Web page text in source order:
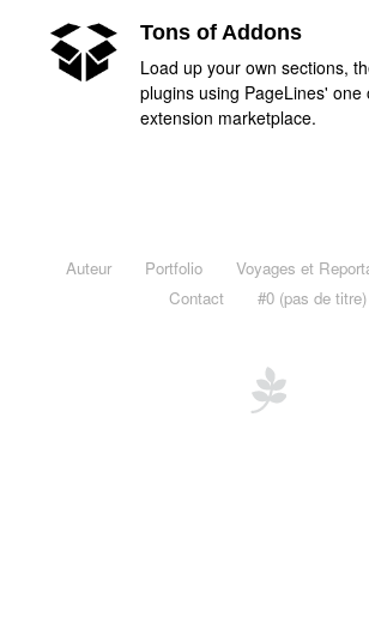
Entomofaune de la Réunion
Macros de France
Voyages et Reportages
Mayotte, janvier 2011
Le Burkina Faso en Noir et Blanc,
Tons of Addons
Load up your own sections,
plugins using PageLines' one
extension marketplace.
Auteur Portfolio Voyages et
Contact
#0 (pas de titre)